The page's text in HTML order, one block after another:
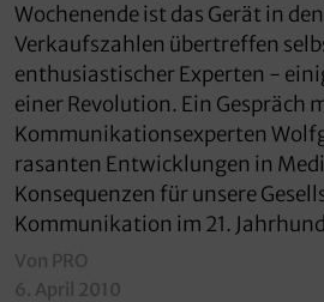
Wochenende ist das Gerät in
Verkaufszahlen übertreffen
enthusiastischer Experten -
einer Revolution. Ein Gespräch
Kommunikationsexperten
rasanten Entwicklungen in
Konsequenzen für unsere
Kommunikation im 21.
Von PRO
6. April 2010